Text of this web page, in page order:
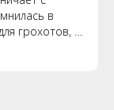
в
грохотов, и
с